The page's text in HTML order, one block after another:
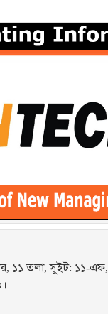
১১ তলা, সুইট: ১১-এফ,